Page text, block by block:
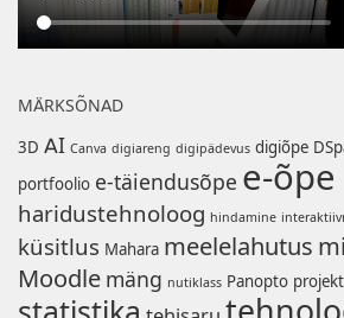
MÄRKSÕNAD
3D AI Canva digiareng digipädevus digiõpe
portfoolio e-täiendusõpe e-õpe
haridustehnoloog hindamine
küsitlus Mahara meelelahutus
Moodle mäng nutiklass Panopto projekt